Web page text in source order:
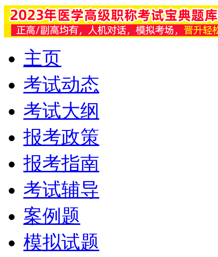
主页
考试动态
考试大纲
报考政策
报考指南
考试辅导
案例题
模拟试题